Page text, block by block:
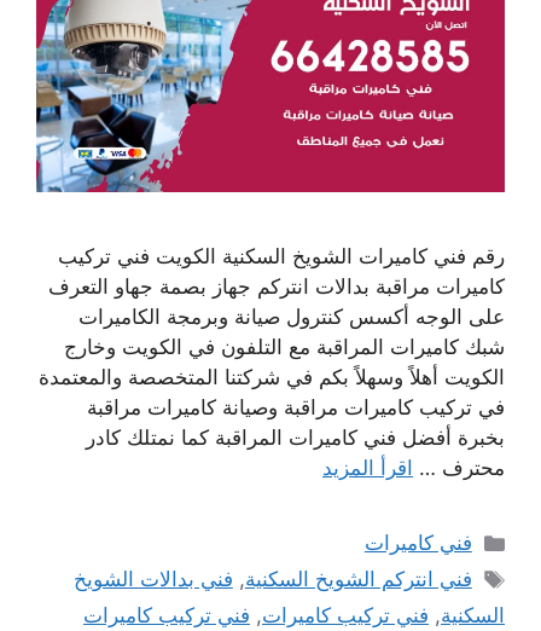
رقم فني كاميرات الشويخ السكنية الكويت فني تركيب
كاميرات مراقبة بدالات انتركم جهاز بصمة جهاو التعرف
على الوجه أكسس كنترول صيانة وبرمجة الكاميرات
شبك كاميرات المراقبة مع التلفون في الكويت وخارج
الكويت أهلاً وسهلاً بكم في شركتنا المتخصصة والمعتمدة
في تركيب كاميرات مراقبة وصيانة كاميرات مراقبة
بخبرة أفضل فني كاميرات المراقبة كما نمتلك كادر
محترف … اقرأ المزيد
التصنيفات
فني كاميرات
الوسوم
فني انتركم الشويخ السكنية, فني بدالات الشويخ
السكنية, فني تركيب كاميرات, فني تركيب كاميرات